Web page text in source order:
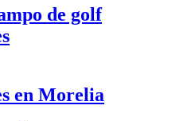
de golf
en Morelia